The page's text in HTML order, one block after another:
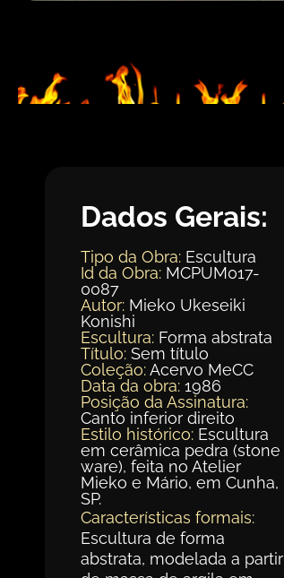
Dados Gerais:
Tipo da Obra: Escultura
Id da Obra: MCPUM017-
0087
Autor: Mieko Ukeseiki
Konishi
Escultura: Forma abstrata
Título: Sem título
Coleção:Acervo MeCC
Data da obra: 1986
Posição da Assinatura:
Canto inferior direito
Estilo histórico: Escultura
em cerâmica pedra (stone
ware), feita no Atelier
Mieko e Mário, em Cunha,
SP.
Características formais:
Escultura de forma
abstrata, modelada a partir